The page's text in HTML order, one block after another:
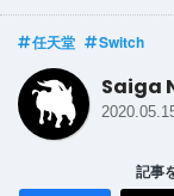
任天堂 Switch
Saiga
記事